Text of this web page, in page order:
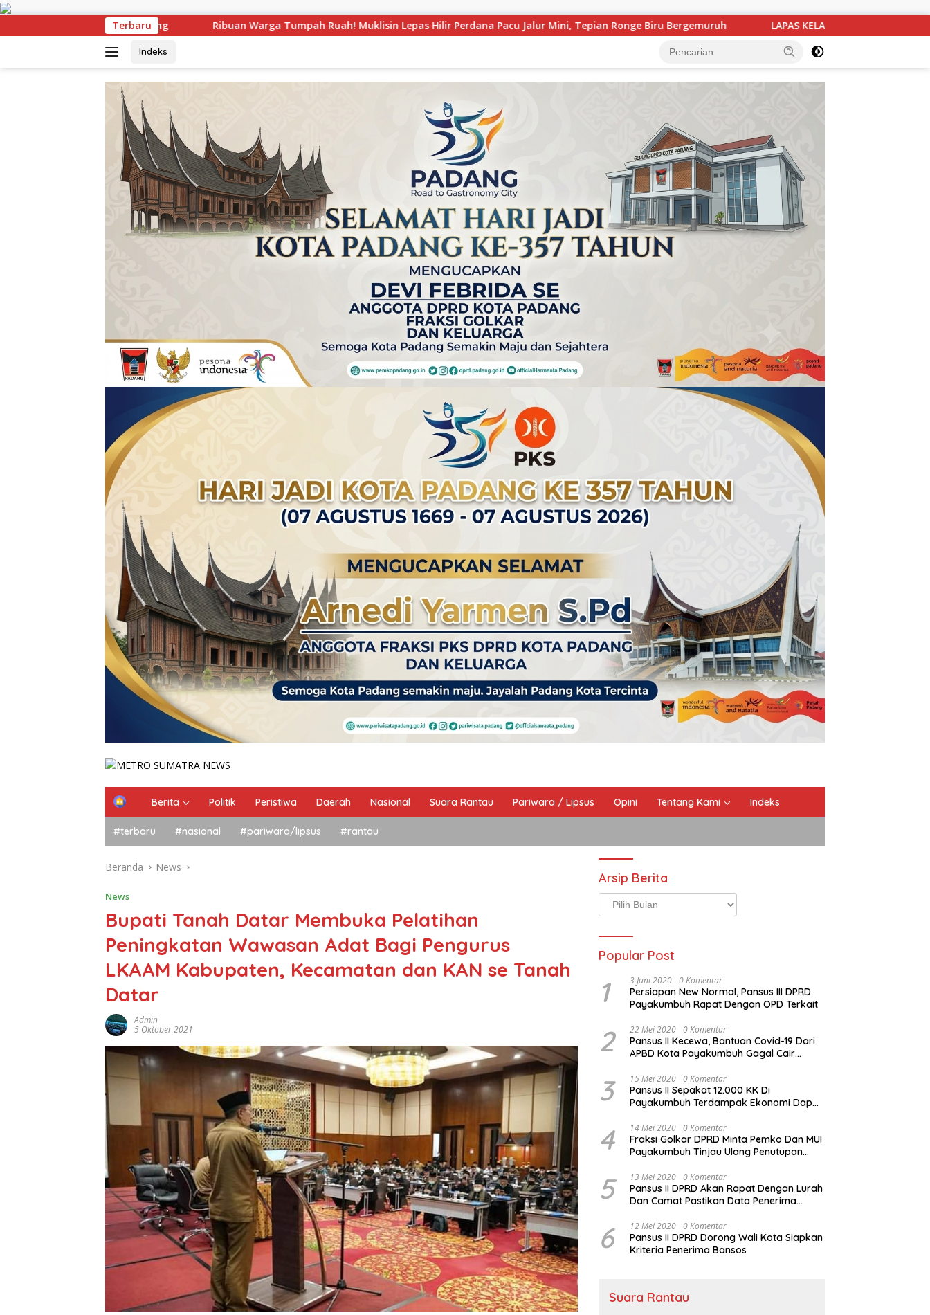
Langsung
konten
Terbaru
Ribuan Warga Tumpah Ruah! Muklisin Lepas Hilir Perdana Pacu Jalur Mini, Tepian Ronge Biru Bergemuruh LAPAS KELAS IIA BUKITTINGGI GELAR AKSI BAKTI SOSIAL, BAGIKAN
Indeks
Berita Politik Peristiwa Daerah Nasional Suara Rantau Pariwara / Lipsus Opini Tentang Kami Indeks
#terbaru #nasional #pariwara/lipsus #rantau
Beranda News
News
Bupati Tanah Datar Membuka Pelatihan
Peningkatan Wawasan Adat Bagi Pengurus
LKAAM Kabupaten, Kecamatan dan KAN se Tanah
Datar
Admin
5 Oktober 2021
Arsip Berita
Arsip
Berita
Popular Post
1 3 Juni 2020 0 Komentar
Persiapan New Normal, Pansus III DPRD
Payakumbuh Rapat Dengan OPD Terkait
2 22 Mei 2020 0 Komentar
Pansus II Kecewa, Bantuan Covid-19 Dari
APBD Kota Payakumbuh Gagal Cair
3 15 Mei 2020 0 Komentar
Pansus II Sepakat 12.000 KK Di
Payakumbuh Terdampak Ekonomi Dapat
4 14 Mei 2020 0 Komentar
Fraksi Golkar DPRD Minta Pemko Dan MUI
Payakumbuh Tinjau Ulang Penutupan
5 13 Mei 2020 0 Komentar
Pansus II DPRD Akan Rapat Dengan Lurah
Dan Camat Pastikan Data Penerima
6 12 Mei 2020 0 Komentar
Pansus II DPRD Dorong Wali Kota Siapkan
Kriteria Penerima Bansos
Suara Rantau